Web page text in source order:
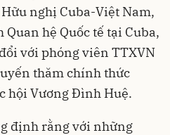
nghị Cuba-Việt Nam,
hệ Quốc tế tại Cuba,
với phóng viên TTXVN
thăm chính thức
hội Vương Đình Huệ.
định rằng với những